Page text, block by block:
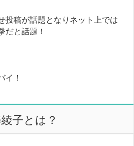
投稿が話題となりネット上では
だと話題！
イ！
子とは？